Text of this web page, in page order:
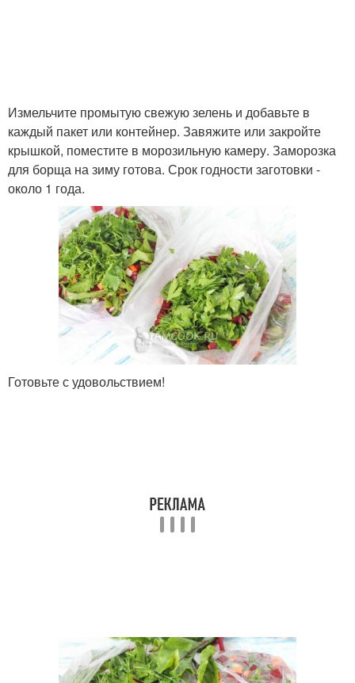
Измельчите промытую свежую зелень и добавьте в
каждый пакет или контейнер. Завяжите или закройте
крышкой, поместите в морозильную камеру. Заморозка
для борща на зиму готова. Срок годности заготовки -
около 1 года.
Готовьте с удовольствием!